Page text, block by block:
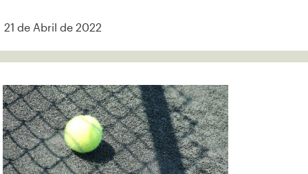
21 de Abril de 2022